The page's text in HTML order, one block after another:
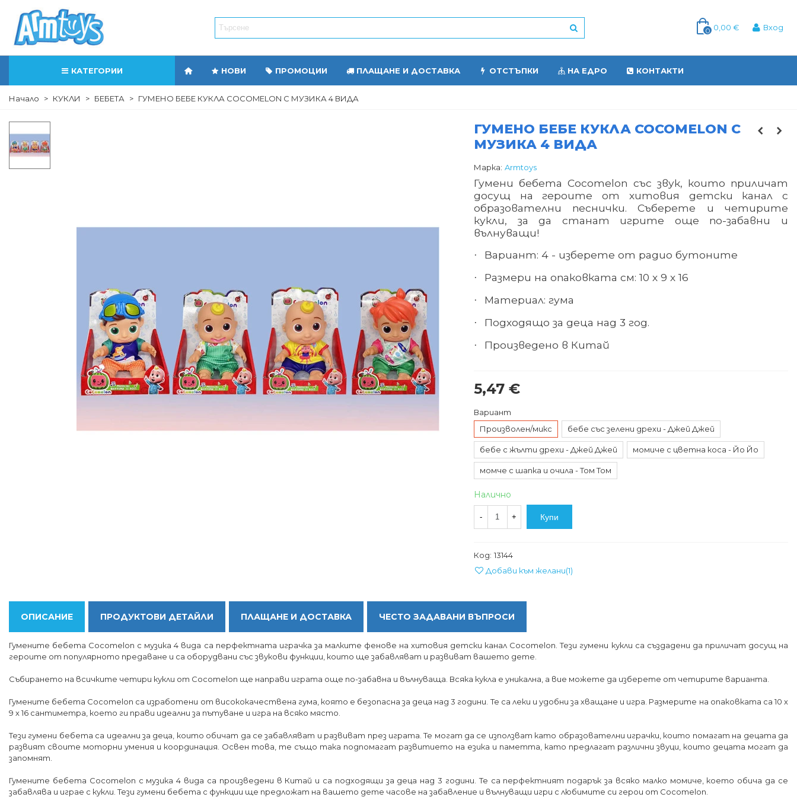
0 0,00 € Вход
КАТЕГОРИИ НОВИ ПРОМОЦИИ ПЛАЩАНЕ И ДОСТАВКА ОТСТЪПКИ НА ЕДРО КОНТАКТИ
Начало > КУКЛИ > БЕБЕТА > ГУМЕНО БЕБЕ КУКЛА COCOMELON С МУЗИКА 4 ВИДА
ГУМЕНО БЕБЕ КУКЛА COCOMELON С
МУЗИКА 4 ВИДА
Марка: Armtoys
Гумени бебета Cocomelon със звук, които приличат
досущ на героите от хитовия детски канал с
образователни песнички. Съберете и четирите
кукли, за да станат игрите още по-забавни и
вълнуващи!
· Вариант: 4 - изберете от радио бутоните
· Размери на опаковката см: 10 х 9 х 16
· Материал: гума
· Подходящо за деца над 3 год.
· Произведено в Китай
5,47 €
Вариант
Произволен/микс
бебе със зелени дрехи - Джей Джей
бебе с жълти дрехи - Джей Джей момиче с цветна коса - Йо Йо
момче с шапка и очила - Том Том
Налично
- + Купи
Код: 13144
Добави към желани(1)
ОПИСАНИЕ ПРОДУКТОВИ ДЕТАЙЛИ ПЛАЩАНЕ И ДОСТАВКА ЧЕСТО ЗАДАВАНИ ВЪПРОСИ
Гумените бебета Cocomelon с музика 4 вида са перфектната играчка за малките фенове на хитовия детски канал Cocomelon. Тези гумени кукли са създадени да приличат досущ на
героите от популярното предаване и са оборудвани със звукови функции, които ще забавляват и развиват вашето дете.
Събирането на всичките четири кукли от Cocomelon ще направи играта още по-забавна и вълнуваща. Всяка кукла е уникална, а вие можете да изберете от четирите варианта.
Гумените бебета Cocomelon са изработени от висококачествена гума, която е безопасна за деца над 3 години. Те са леки и удобни за хващане и игра. Размерите на опаковката са 10 х
9 х 16 сантиметра, което ги прави идеални за пътуване и игра на всяко място.
Тези гумени бебета са идеални за деца, които обичат да се забавляват и развиват през играта. Те могат да се използват като образователни играчки, които помагат на децата да
развият своите моторни умения и координация. Освен това, те също така подпомагат развитието на езика и паметта, като предлагат различни звуци, които децата могат да
запомнят.
Гумените бебета Cocomelon с музика 4 вида са произведени в Китай и са подходящи за деца над 3 години. Те са перфектният подарък за всяко малко момиче, което обича да се
забавлява и играе с кукли. Тези гумени бебета с функции ще предложат на вашето дете часове на забавление и вълнуващи игри с любимите си герои от Cocomelon.